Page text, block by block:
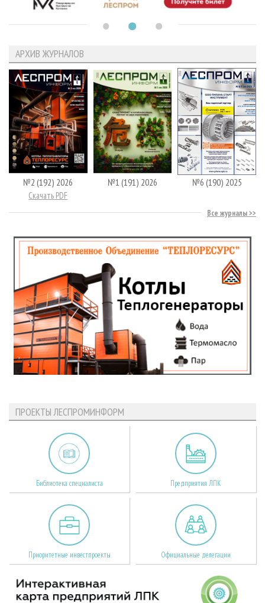
АРХИВ ЖУРНАЛОВ
№2 (192) 2026
Скачать PDF
№1 (191) 2026 №6 (190) 2025
Все журналы
ПРОЕКТЫ ЛЕСПРОМИНФОРМ
Библиотека специалиста Предприятия ЛПК
Приоритетные инвестпроекты Официальные делегации